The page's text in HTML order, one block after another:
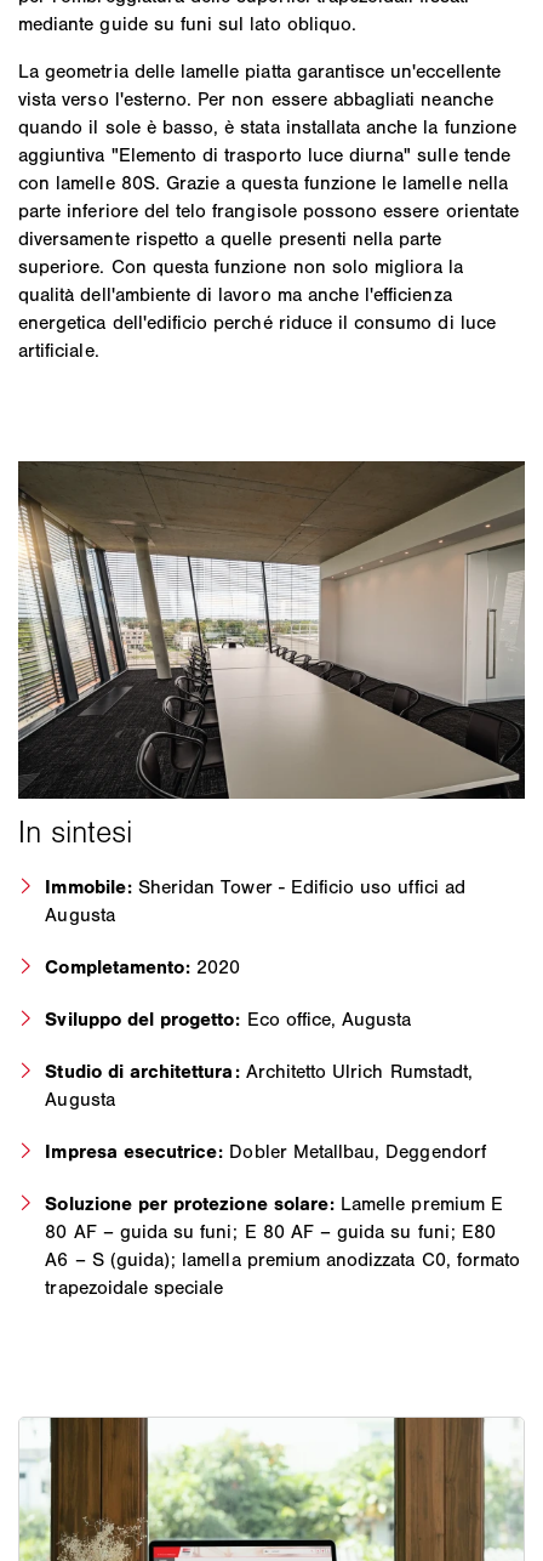
mediante guide su funi sul lato obliquo.
La geometria delle lamelle piatta garantisce un'eccellente
vista verso l'esterno. Per non essere abbagliati neanche
quando il sole è basso, è stata installata anche la funzione
aggiuntiva "Elemento di trasporto luce diurna" sulle tende
con lamelle 80S. Grazie a questa funzione le lamelle nella
parte inferiore del telo frangisole possono essere orientate
diversamente rispetto a quelle presenti nella parte
superiore. Con questa funzione non solo migliora la
qualità dell'ambiente di lavoro ma anche l'efficienza
energetica dell'edificio perché riduce il consumo di luce
artificiale.
Immobile: Sheridan Tower - Edificio uso uffici ad
Augusta
Completamento: 2020
Sviluppo del progetto: Eco office, Augusta
Studio di architettura: Architetto Ulrich Rumstadt,
Augusta
Impresa esecutrice: Dobler Metallbau, Deggendorf
Soluzione per protezione solare: Lamelle premium E
80 AF – guida su funi; E 80 AF – guida su funi; E80
A6 – S (guida); lamella premium anodizzata C0, formato
trapezoidale speciale